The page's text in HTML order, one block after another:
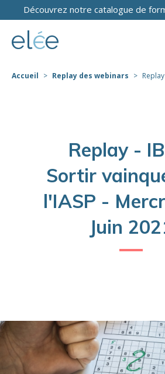
Découvrez notre catalogue de
Accueil Replay des webinars
Replay -
Sortir
l'IASP -
Juin